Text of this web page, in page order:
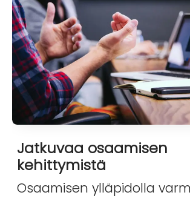
Jatkuvaa osaamisen
kehittymistä
Osaamisen ylläpidolla